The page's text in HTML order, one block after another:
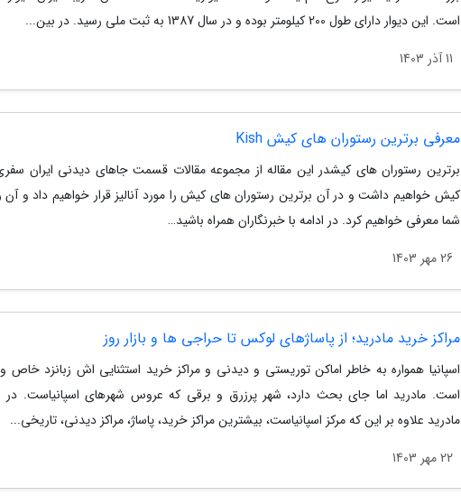
است. این دیوار دارای طول 200 کیلومتر بوده و در سال 1387 به ثبت ملی رسید. در بین...
11 آذر 1403
معرفی برترین رستوران های کیش Kish
برترین رستوران های کیشدر این مقاله از مجموعه مقالات قسمت جاهای دیدنی ایران
کیش خواهیم داشت و در آن برترین رستوران های کیش را مورد آنالیز قرار خواهیم داد و آن
شما معرفی خواهیم کرد. در ادامه با خبرنگاران همراه باشید…
26 مهر 1403
مراکز خرید مادرید؛ از پاساژهای لوکس تا حراجی ها و بازار روز
اسپانیا همواره به خاطر اماکن توریستی و دیدنی و مراکز خرید استثنایی اش زبانزد خاص
است. مادرید اما جای بحث دارد، شهر پرزرق و برقی که عروس شهرهای اسپانیاست. در
مادرید علاوه بر این که مرکز اسپانیاست، بیشترین مراکز خرید، پاساژ، مراکز دیدنی، تاریخی...
22 مهر 1403